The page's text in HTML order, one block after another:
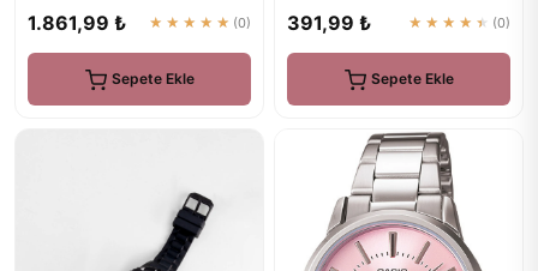
1.861,99 ₺ ★★★★★ (0)
Sepete Ekle
391,99 ₺ ★★★★★ (0)
Sepete Ekle